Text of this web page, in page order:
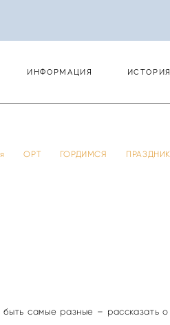
ИНФОРМАЦИЯ
ОРТ ГОРДИМСЯ
самые разные – рассказать о